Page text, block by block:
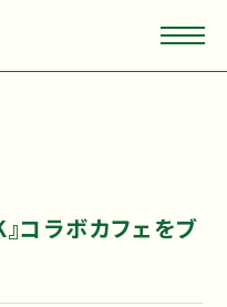
コラボカフェをブ